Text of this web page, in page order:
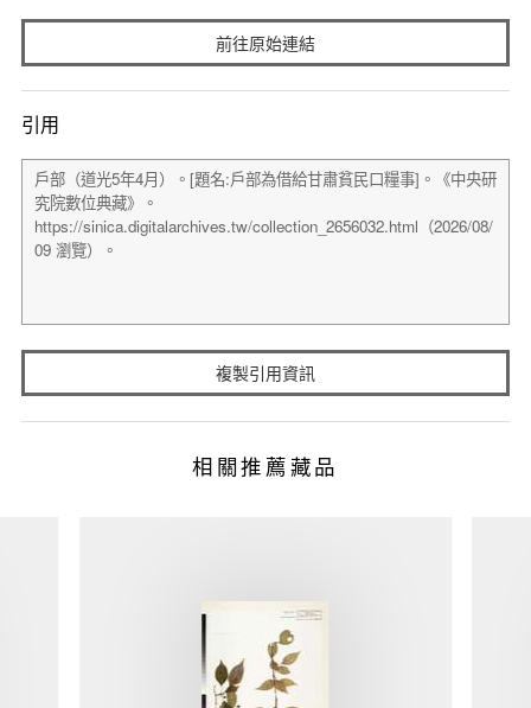
前往原始連結
引用
複製引用資訊
相關推薦藏品